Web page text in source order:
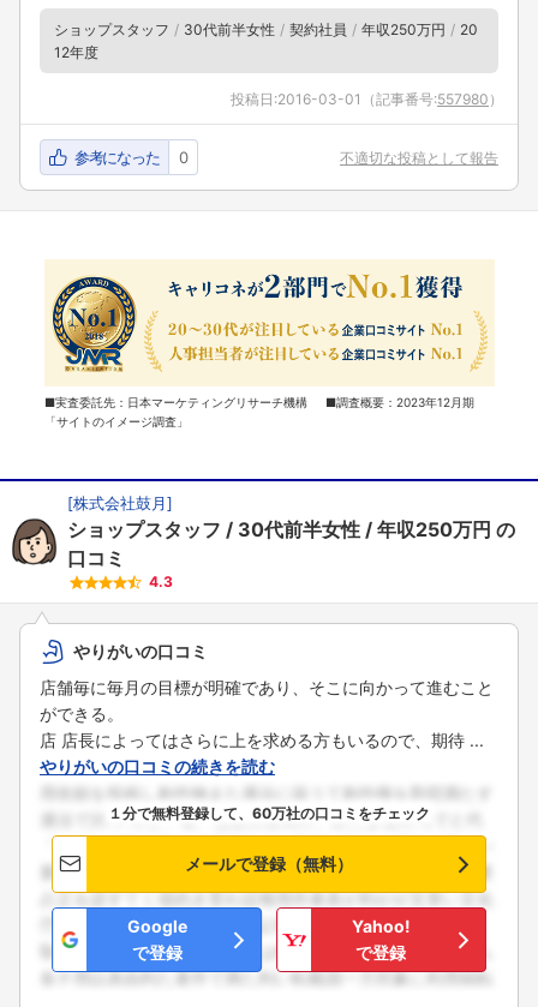
ショップスタッフ 30代前半女性 契約社員 年収250万円
20
12年度
投稿日:2016-03-01 （記事番号:557980 ）
参考になった 0 不適切な投稿として報告
■実査委託先：日本マーケティングリサーチ機構 ■調査概要：2023年12月期
「サイトのイメージ調査」
[株式会社鼓月]
ショップスタッフ 30代前半女性 年収250万円 の
口コミ
4.3
やりがいの口コミ
店舗毎に毎月の目標が明確であり、そこに向かって進むこと
ができる。
店 店長によってはさらに上を求める方もいるので、期待 ...
やりがいの口コミの続きを読む
１分で無料登録して、60万社の口コミをチェック
メールで登録（無料）
Google
で登録
Yahoo!
で登録